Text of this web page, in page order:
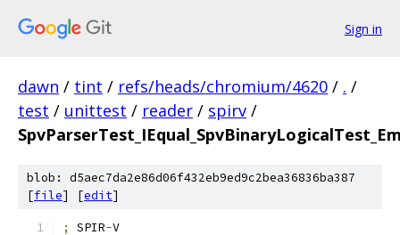
Sign in
dawn / tint / refs/heads/chromium/4620 / . /
test / unittest / reader / spirv /
blob: d5aec7da2e86d06f432eb9ed9c2bea36836ba387
[file] [edit]
; SPIR-V